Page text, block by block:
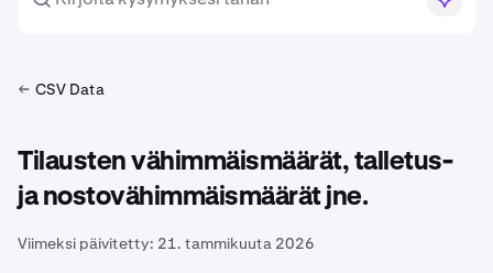
CSV Data
Tilausten vähimmäismäärät, talletus-
ja nostovähimmäismäärät jne.
Viimeksi päivitetty: 21. tammikuuta 2026